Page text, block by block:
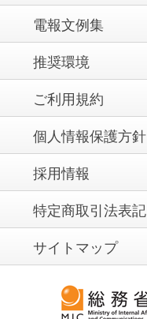
電報文例集
推奨環境
ご利用規約
個人情報保護方針
採用情報
特定商取引法表記
サイトマップ